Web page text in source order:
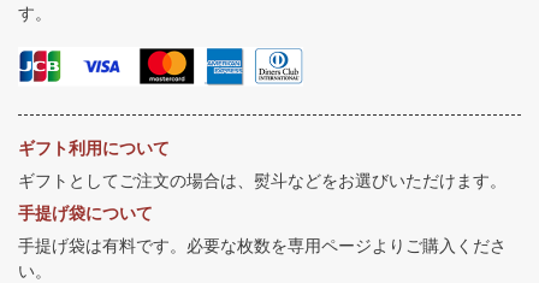
す。
ギフト利用について
ギフトとしてご注文の場合は、熨斗などをお選びいただけます。
手提げ袋について
手提げ袋は有料です。必要な枚数を専用ページよりご購入くださ
い。